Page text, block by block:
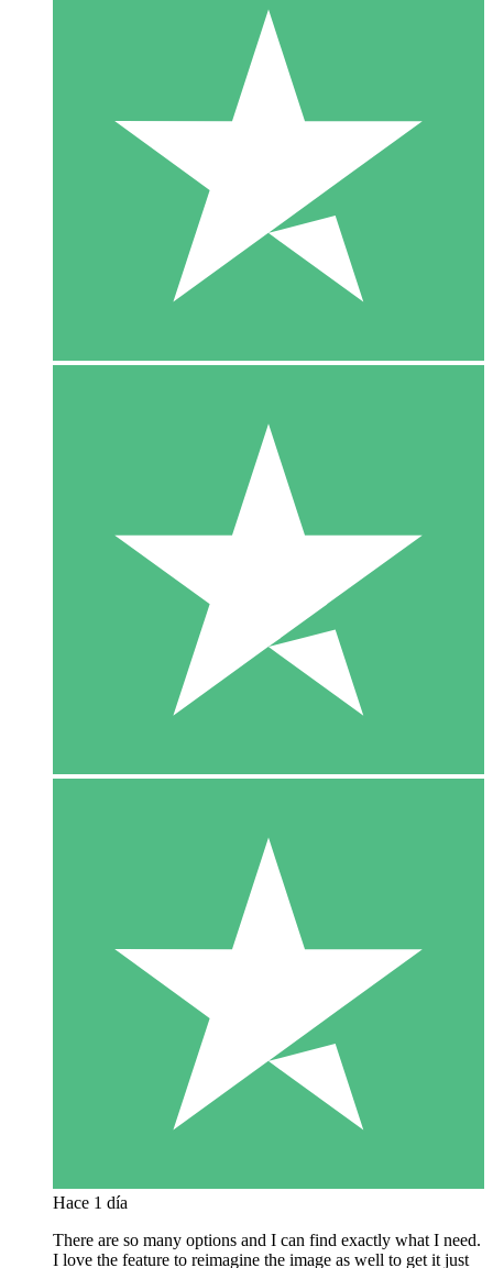
Hace 1 día
There are so many options and I can find exactly what I need.
I love the feature to reimagine the image as well to get it just